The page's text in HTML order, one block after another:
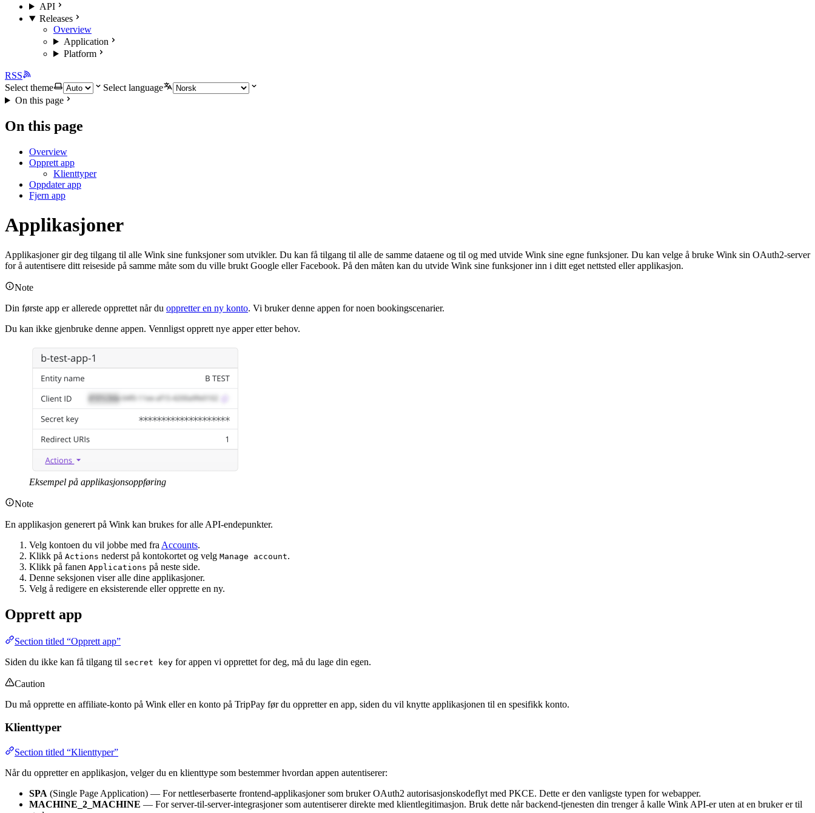
API
Releases
Overview
Application
Platform
RSS
Select theme
Select language
On this page
On this page
Overview
Opprett app
Klienttyper
Oppdater app
Fjern app
Applikasjoner
Applikasjoner gir deg tilgang til alle Wink sine funksjoner som utvikler. Du kan få tilgang til alle de samme dataene og til og med utvide Wink sine egne funksjoner. Du kan velge å bruke Wink sin OAuth2-server
for å autentisere ditt reiseside på samme måte som du ville brukt Google eller Facebook. På den måten kan du utvide Wink sine funksjoner inn i ditt eget nettsted eller applikasjon.
Note
Din første app er allerede opprettet når du oppretter en ny konto. Vi bruker denne appen for noen bookingscenarier.
Du kan ikke gjenbruke denne appen. Vennligst opprett nye apper etter behov.
Eksempel på applikasjonsoppføring
Note
En applikasjon generert på Wink kan brukes for alle API-endepunkter.
Velg kontoen du vil jobbe med fra Accounts.
Klikk på Actions nederst på kontokortet og velg Manage account.
Klikk på fanen Applications på neste side.
Denne seksjonen viser alle dine applikasjoner.
Velg å redigere en eksisterende eller opprette en ny.
Opprett app
Section titled “Opprett app”
Siden du ikke kan få tilgang til secret key for appen vi opprettet for deg, må du lage din egen.
Caution
Du må opprette en affiliate-konto på Wink eller en konto på TripPay før du oppretter en app, siden du vil knytte applikasjonen til en spesifikk konto.
Klienttyper
Section titled “Klienttyper”
Når du oppretter en applikasjon, velger du en klienttype som bestemmer hvordan appen autentiserer:
SPA (Single Page Application) — For nettleserbaserte frontend-applikasjoner som bruker OAuth2 autorisasjonskodeflyt med PKCE. Dette er den vanligste typen for webapper.
MACHINE_2_MACHINE — For server-til-server-integrasjoner som autentiserer direkte med klientlegitimasjon. Bruk dette når backend-tjenesten din trenger å kalle Wink API-er uten at en bruker er til